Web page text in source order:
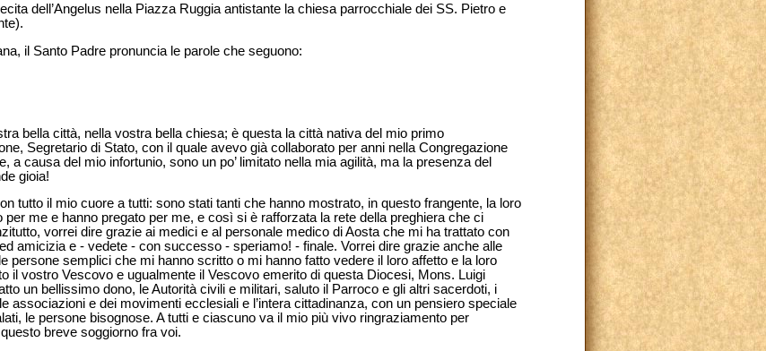
dell’Angelus nella Piazza Ruggia antistante la chiesa parrocchiale dei SS. Pietro e
il Santo Padre pronuncia le parole che seguono:
bella città, nella vostra bella chiesa; è questa la città nativa del mio primo
Segretario di Stato, con il quale avevo già collaborato per anni nella Congregazione
a causa del mio infortunio, sono un po’ limitato nella mia agilità, ma la presenza del
gioia!
tutto il mio cuore a tutti: sono stati tanti che hanno mostrato, in questo frangente, la loro
me e hanno pregato per me, e così si è rafforzata la rete della preghiera che ci
vorrei dire grazie ai medici e al personale medico di Aosta che mi ha trattato con
amicizia e - vedete - con successo - speriamo! - finale. Vorrei dire grazie anche alle
persone semplici che mi hanno scritto o mi hanno fatto vedere il loro affetto e la loro
il vostro Vescovo e ugualmente il Vescovo emerito di questa Diocesi, Mons. Luigi
un bellissimo dono, le Autorità civili e militari, saluto il Parroco e gli altri sacerdoti, i
associazioni e dei movimenti ecclesiali e l’intera cittadinanza, con un pensiero speciale
le persone bisognose. A tutti e ciascuno va il mio più vivo ringraziamento per
breve soggiorno fra voi.